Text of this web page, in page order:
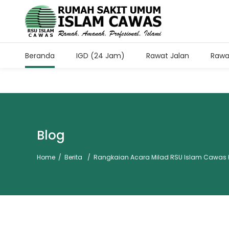
Jam Kunjung Pasien
Beranda IGD (24 Jam) Rawat Jalan
Blog
Home / Berita / Rangkaian Acara Milad RSU Islam Cawas